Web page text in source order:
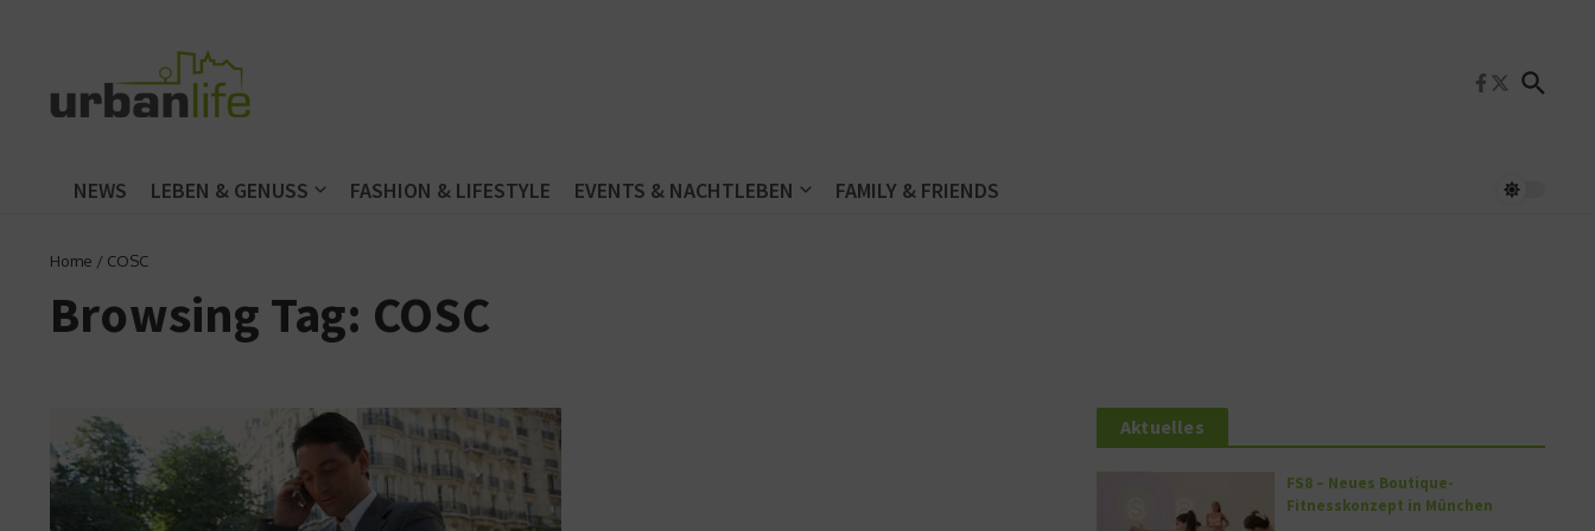
NEWS LEBEN & GENUSS FASHION & LIFESTYLE EVENTS & NACHTLEBEN FAMILY & FRIENDS
Home / COSC
Browsing Tag: COSC
Aktuelles
FS8 – Neues Boutique-
Fitnesskonzept in München